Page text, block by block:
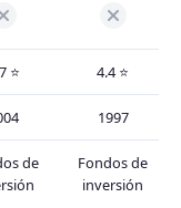
⭐ 4.4 ⭐
1997
de
Fondos de
inversión